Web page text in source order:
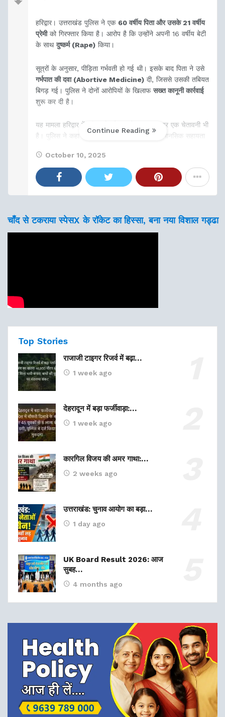
हरिद्वार। उत्तराखंड पुलिस ने एक 60 वर्षीय पिता और उसके 21 वर्षीय
प्रेमीको गिरफ्तार किया है। आरोप है कि उन्होंने अपनी 16 वर्षीय बेटी
के साथदुष्कर्म (Rape) किया।
सूत्रों के अनुसार, पीड़िता गर्भवती हो गई थी। इसके बाद पिता ने उसे
गर्भपात की दवा (Abortive Medicine) दी, जिससे उसकी तबियत
बिगड़ गई। पुलिस ने दोनों आरोपियों के खिलाफसख्त कानूनी कार्रवाई
शुरू कर दी है।
यह मामला हरिद्वार में महिलाओं और बच्चों की सुरक्षा पर एक चेतावनी भी
है। पुलिस ने कहा कि पीड़िता को चिकित्सकीय और मानसिक सहायता
Continue Reading
October 10, 2025
चाँद से टकराया स्पेसX के रॉकेट का हिस्सा, बना नया विशाल गड्ढा
Top Stories
राजाजी टाइगर रिजर्व में बढ़ा…
1 week ago
देहरादून में बड़ा फर्जीवाड़ा:…
1 week ago
कारगिल विजय की अमर गाथा:…
2 weeks ago
उत्तराखंड: चुनाव आयोग का बड़ा…
1 day ago
UK Board Result 2026: आज
सुबह…
4 months ago